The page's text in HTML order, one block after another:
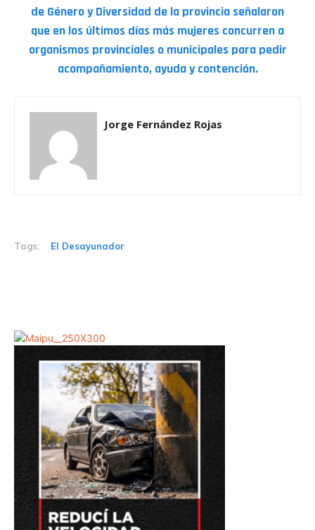
de Género y Diversidad de la provincia señalaron
que en los últimos días más mujeres concurren a
organismos provinciales o municipales para pedir
acompañamiento, ayuda y contención.
Jorge Fernández Rojas
Tags: El Desayunador